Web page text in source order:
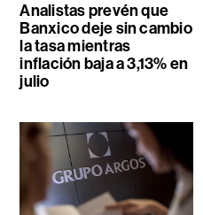
Analistas prevén que
Banxico deje sin cambio
la tasa mientras
inflación baja a 3,13% en
julio